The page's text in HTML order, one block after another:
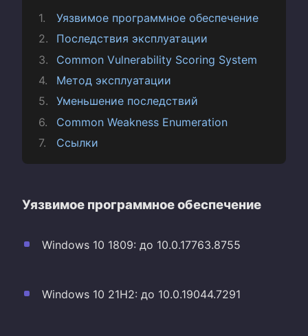
Уязвимое программное обеспечение
Последствия эксплуатации
Common Vulnerability Scoring System
Метод эксплуатации
Уменьшение последствий
Common Weakness Enumeration
Ссылки
Уязвимое программное обеспечение
Windows 10 1809: до 10.0.17763.8755
Windows 10 21H2: до 10.0.19044.7291